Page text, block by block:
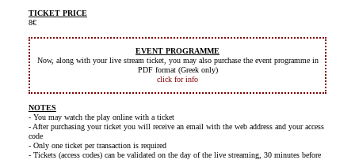
TICKET PRICE
8€
EVENT PROGRAMME
Now, along with your live stream ticket, you may also purchase the event programme in
PDF format (Greek only)
click for info
NOTES
- You may watch the play online with a ticket
- After purchasing your ticket you will receive an email with the web address and your access
code
- Only one ticket per transaction is required
- Tickets (access codes) can be validated on the day of the live streaming, 30 minutes before